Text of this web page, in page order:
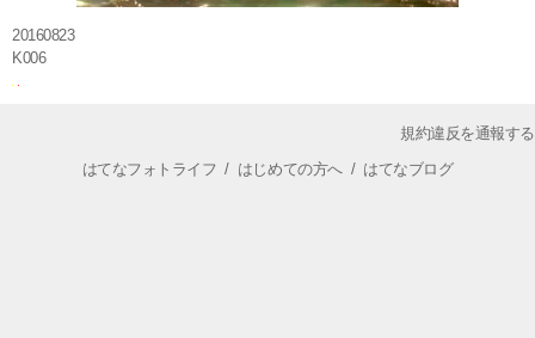
20160823
K006
規約違反を通報する
はてなフォトライフ / はじめての方へ/ はてなブログ